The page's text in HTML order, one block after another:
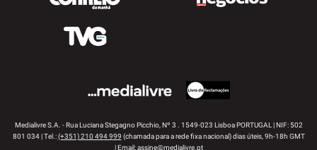
Medialivre S.A. - Rua Luciana Stegagno Picchio, Nº 3 . 1549-023 Lisboa PORTUGAL | NIF: 502
801 034 | Tel.:(+351) 210 494 999 (chamada para a rede fixa nacional) dias úteis, 9h-18h GMT
| Email:assine@medialivre.pt